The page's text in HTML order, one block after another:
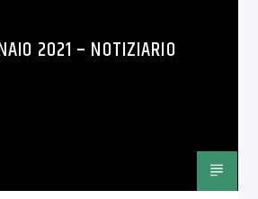
2021 – NOTIZIARIO